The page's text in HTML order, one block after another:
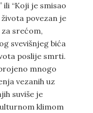
ili “Koji je smisao
života povezan je
srećom,
svevišnjeg bića
poslije smrti.
mnogo
vezanih uz
suviše je
klimom